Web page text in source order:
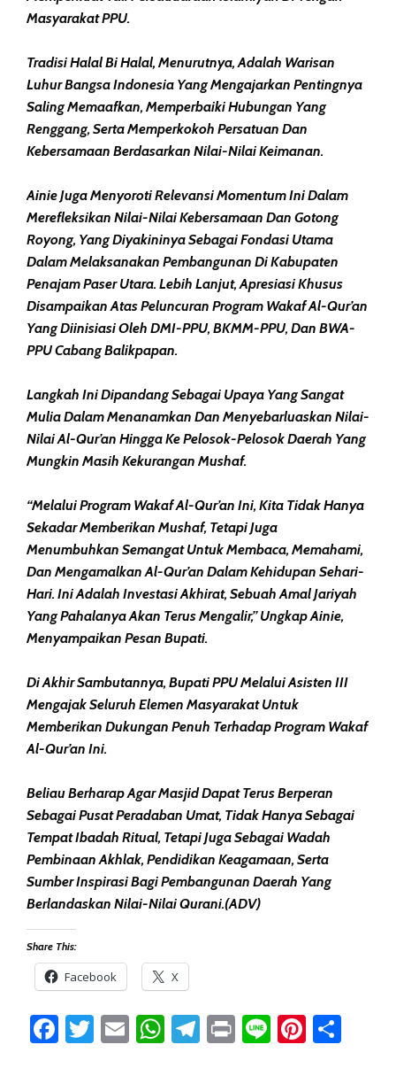
Masyarakat PPU.
Tradisi Halal Bi Halal, Menurutnya, Adalah Warisan
Luhur Bangsa Indonesia Yang Mengajarkan Pentingnya
Saling Memaafkan, Memperbaiki Hubungan Yang
Renggang, Serta Memperkokoh Persatuan Dan
Kebersamaan Berdasarkan Nilai-Nilai Keimanan.
Ainie Juga Menyoroti Relevansi Momentum Ini Dalam
Merefleksikan Nilai-Nilai Kebersamaan Dan Gotong
Royong, Yang Diyakininya Sebagai Fondasi Utama
Dalam Melaksanakan Pembangunan Di Kabupaten
Penajam Paser Utara. Lebih Lanjut, Apresiasi Khusus
Disampaikan Atas Peluncuran Program Wakaf Al-Qur’an
Yang Diinisiasi Oleh DMI-PPU, BKMM-PPU, Dan BWA-
PPU Cabang Balikpapan.
Langkah Ini Dipandang Sebagai Upaya Yang Sangat
Mulia Dalam Menanamkan Dan Menyebarluaskan Nilai-
Nilai Al-Qur’an Hingga Ke Pelosok-Pelosok Daerah Yang
Mungkin Masih Kekurangan Mushaf.
“Melalui Program Wakaf Al-Qur’an Ini, Kita Tidak Hanya
Sekadar Memberikan Mushaf, Tetapi Juga
Menumbuhkan Semangat Untuk Membaca, Memahami,
Dan Mengamalkan Al-Qur’an Dalam Kehidupan Sehari-
Hari. Ini Adalah Investasi Akhirat, Sebuah Amal Jariyah
Yang Pahalanya Akan Terus Mengalir,” Ungkap Ainie,
Menyampaikan Pesan Bupati.
Di Akhir Sambutannya, Bupati PPU Melalui Asisten III
Mengajak Seluruh Elemen Masyarakat Untuk
Memberikan Dukungan Penuh Terhadap Program Wakaf
Al-Qur’an Ini.
Beliau Berharap Agar Masjid Dapat Terus Berperan
Sebagai Pusat Peradaban Umat, Tidak Hanya Sebagai
Tempat Ibadah Ritual, Tetapi Juga Sebagai Wadah
Pembinaan Akhlak, Pendidikan Keagamaan, Serta
Sumber Inspirasi Bagi Pembangunan Daerah Yang
Berlandaskan Nilai-Nilai Qurani.(ADV)
Share This:
Facebook X
Facebook
Twitter
EmailWhatsApp
Telegram
PrintLine